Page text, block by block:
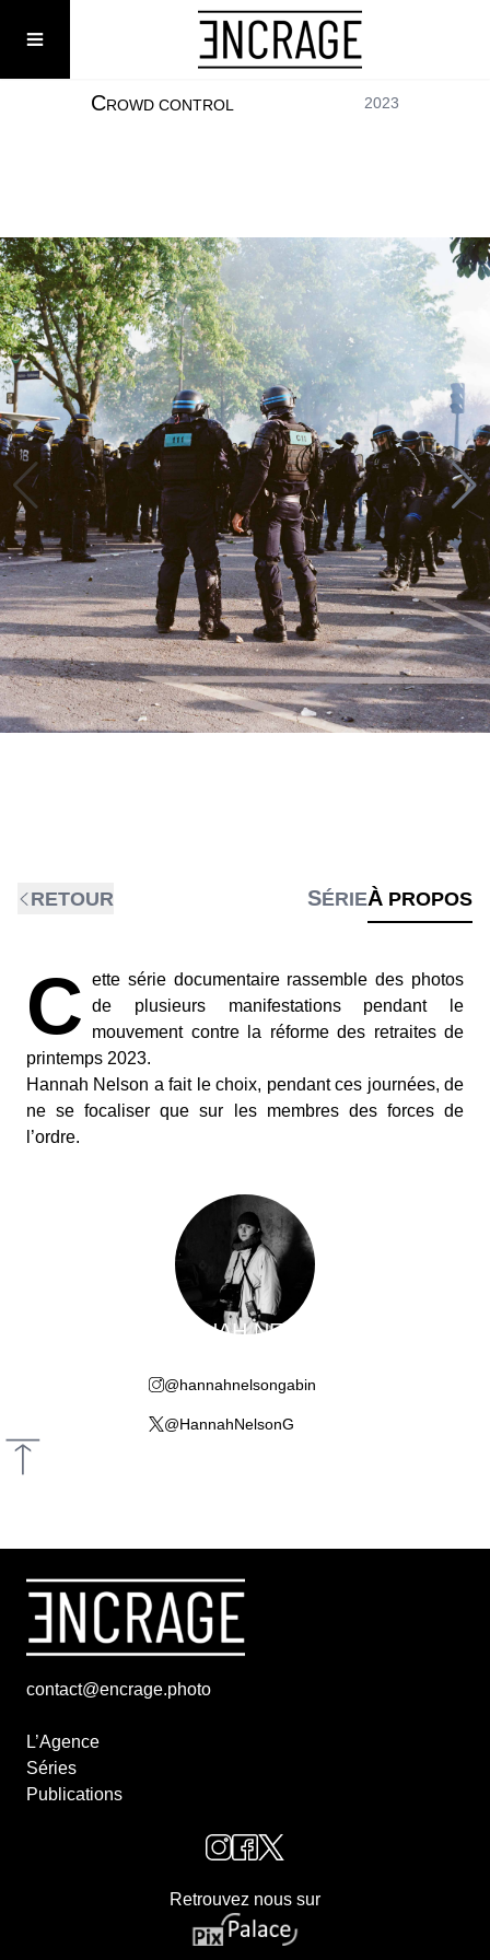
Menu
CROWD CONTROL 2023
RETOUR SÉRIE À PROPOS
C ette série documentaire rassemble des photos
de plusieurs manifestations pendant le
mouvement contre la réforme des retraites de
printemps 2023.
Hannah Nelson a fait le choix, pendant ces journées, de
ne se focaliser que sur les membres des forces de
l’ordre.
ANNAH NELSON
@hannahnelsongabin
@HannahNelsonG
contact@encrage.photo
L’Agence
Séries
Publications
Retrouvez nous sur